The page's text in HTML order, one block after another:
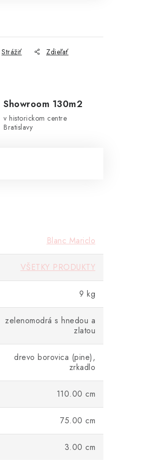
Strážiť Zdieľať
Showroom 130m2
v historickom centre
Bratislavy
Blanc Mariclo
VŠETKY PRODUKTY
9 kg
zelenomodrá s hnedou a
zlatou
drevo borovica (pine),
zrkadlo
110.00 cm
75.00 cm
3.00 cm